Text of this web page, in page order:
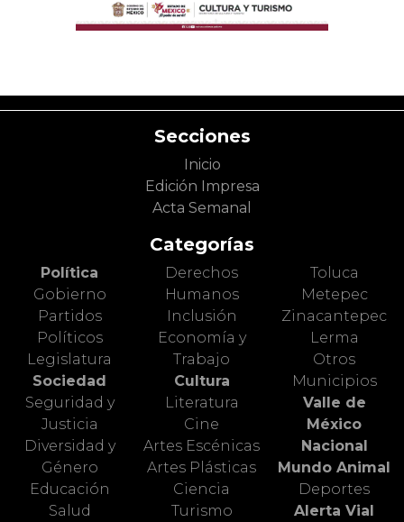
Secciones
Inicio
Edición Impresa
Acta Semanal
Categorías
Política
Gobierno
Partidos
Políticos
Legislatura
Sociedad
Seguridad y
Justicia
Diversidad y
Género
Educación
Salud
Derechos
Humanos
Inclusión
Economía y
Trabajo
Cultura
Literatura
Cine
Artes Escénicas
Artes Plásticas
Ciencia
Turismo
Toluca
Metepec
Zinacantepec
Lerma
Otros
Municipios
Valle de
México
Nacional
Mundo Animal
Deportes
Alerta Vial